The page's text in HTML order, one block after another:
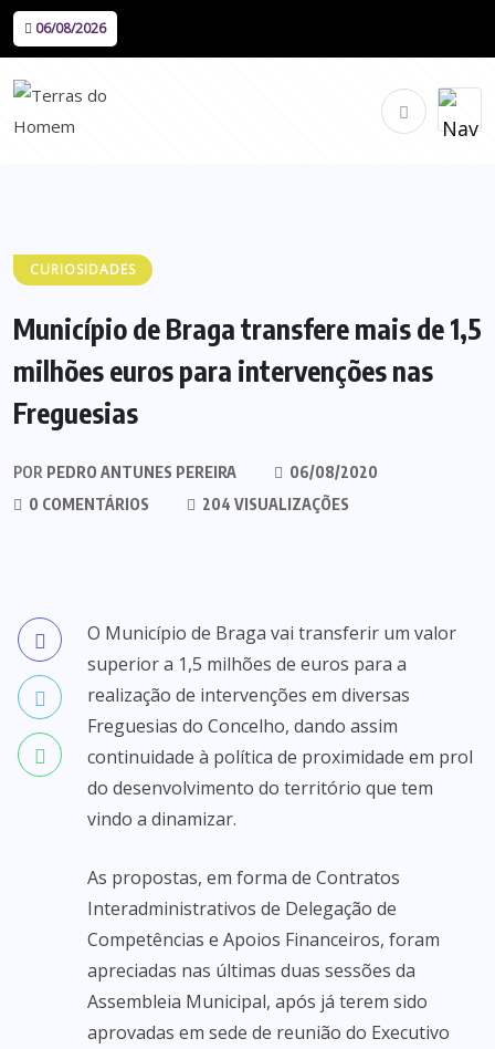
06/08/2026
CURIOSIDADES
Município de Braga transfere mais de 1,5
milhões euros para intervenções nas
Freguesias
POR PEDRO ANTUNES PEREIRA
06/08/2020
0 COMENTÁRIOS
204 VISUALIZAÇÕES
O Município de Braga vai transferir um valor
superior a 1,5 milhões de euros para a
realização de intervenções em diversas
Freguesias do Concelho, dando assim
continuidade à política de proximidade em prol
do desenvolvimento do território que tem
vindo a dinamizar.
As propostas, em forma de Contratos
Interadministrativos de Delegação de
Competências e Apoios Financeiros, foram
apreciadas nas últimas duas sessões da
Assembleia Municipal, após já terem sido
aprovadas em sede de reunião do Executivo